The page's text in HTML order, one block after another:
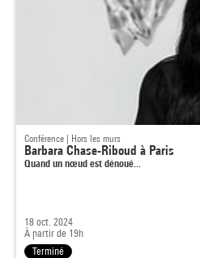
Conférence | Hors les murs
Barbara Chase-Riboud à Paris
Quand un nœud est dénoué...
18 oct. 2024
À partir de 19h
Terminé